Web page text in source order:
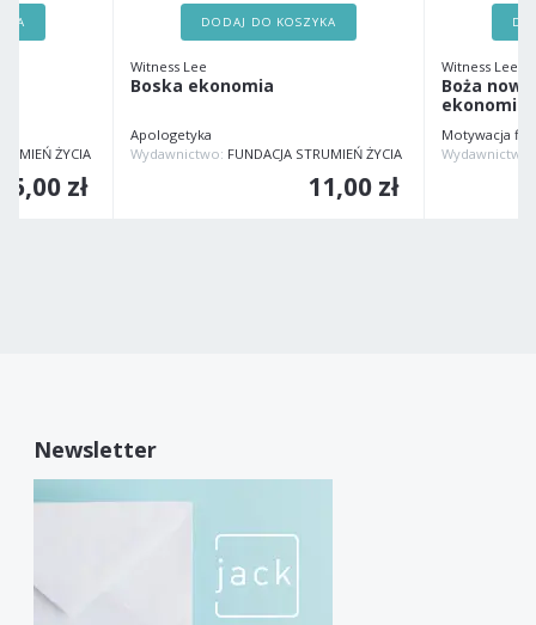
ŻYCIA
zł
DODAJ DO KOSZYKA
Witness Lee
Boska ekonomia
Apologetyka
Wydawnictwo: FUNDACJA STRUMIEŃ ŻYCIA
11,00 zł
Witness Lee
Boża
ekonomia
Motywacja
Newsletter